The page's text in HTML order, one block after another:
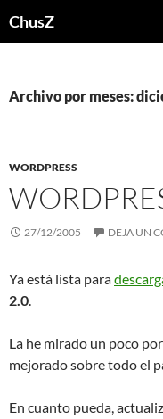
ChusZ
Archivo por meses:
WORDPRESS
27/12/2005 DEJA UN
Ya está lista para
2.0.
La he mirado un poco
mejorado sobre todo el
En cuanto pueda,